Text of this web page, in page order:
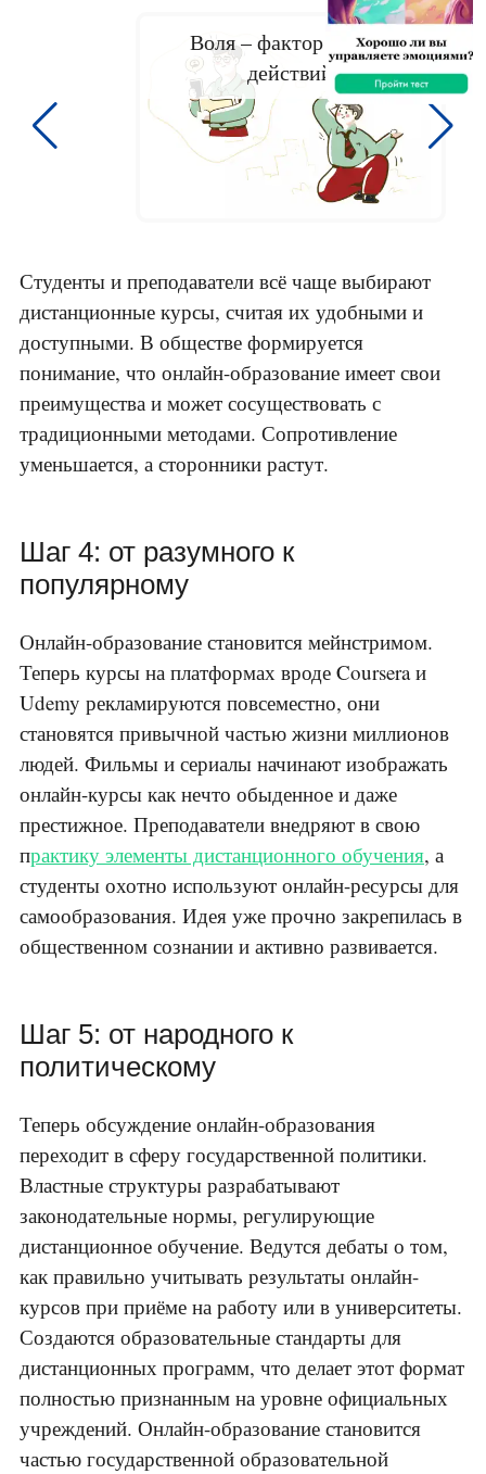
Воля – фактор успеха
действий
Студенты и преподаватели всё чаще выбирают
дистанционные курсы, считая их удобными и
доступными. В обществе формируется
понимание, что онлайн-образование имеет свои
преимущества и может сосуществовать с
традиционными методами. Сопротивление
уменьшается, а сторонники растут.
Шаг 4: от разумного к
популярному
Онлайн-образование становится мейнстримом.
Теперь курсы на платформах вроде Coursera и
Udemy рекламируются повсеместно, они
становятся привычной частью жизни миллионов
людей. Фильмы и сериалы начинают изображать
онлайн-курсы как нечто обыденное и даже
престижное. Преподаватели внедряют в свою
практику элементы дистанционного обучения, а
студенты охотно используют онлайн-ресурсы для
самообразования. Идея уже прочно закрепилась в
общественном сознании и активно развивается.
Шаг 5: от народного к
политическому
Теперь обсуждение онлайн-образования
переходит в сферу государственной политики.
Властные структуры разрабатывают
законодательные нормы, регулирующие
дистанционное обучение. Ведутся дебаты о том,
как правильно учитывать результаты онлайн-
курсов при приёме на работу или в университеты.
Создаются образовательные стандарты для
дистанционных программ, что делает этот формат
полностью признанным на уровне официальных
учреждений. Онлайн-образование становится
частью государственной образовательной